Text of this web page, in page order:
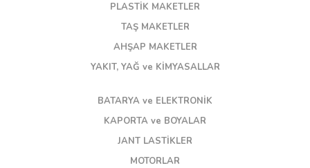
PLASTİK MAKETLER
TAŞ MAKETLER
AHŞAP MAKETLER
YAKIT, YAĞ ve KİMYASALLAR
BATARYA ve ELEKTRONİK
KAPORTA ve BOYALAR
JANT LASTİKLER
MOTORLAR